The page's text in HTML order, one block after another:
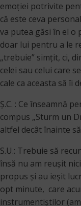
emoției potrivite
că este ceva
va putea găsi în el
doar lui pentru a le
„trebuie” simțit, ci,
celei sau celui care
cale ca aceasta să îi
Ș.C. : Ce înseamnă
compus „Sturm un
altfel decât înainte
S.U.: Trebuie să
însă nu am reușit
propus și au ieșit
opt minute, care
instrumentiștilor